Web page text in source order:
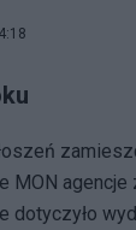
MON agencje
dotyczyło